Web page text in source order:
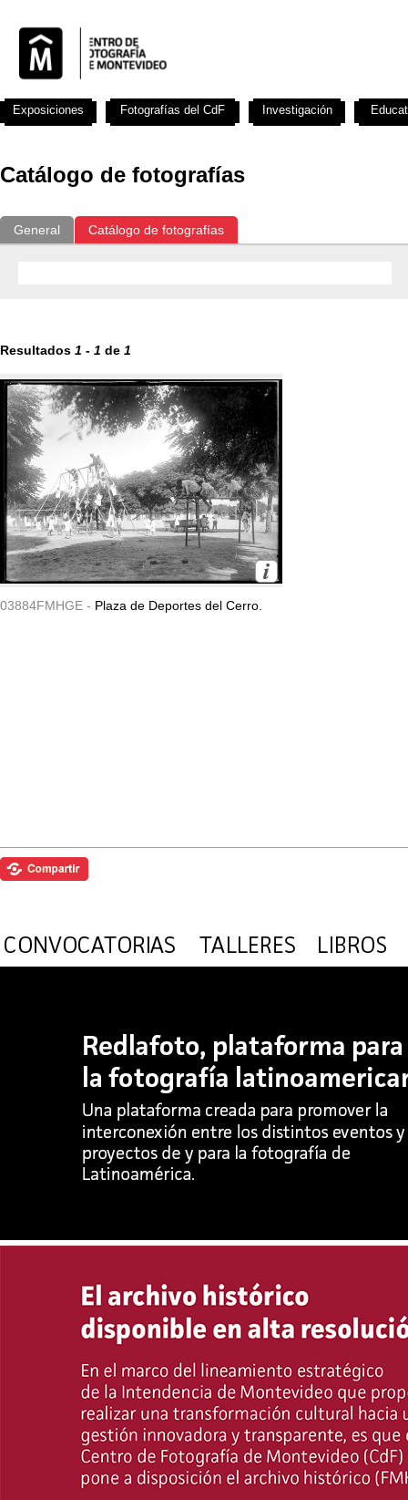
Catálogo de fotografías
General Catálogo de fotografías
Resultados 1 - 1 de 1
03884FMHGE - Plaza de Deportes del Cerro.
Exposiciones Fotografías del CdF Investigación